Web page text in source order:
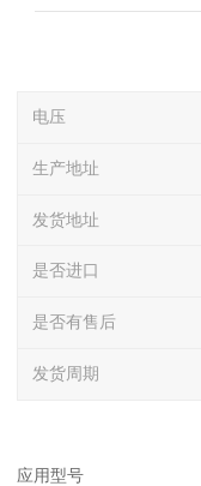
电压
生产地址
发货地址
是否进口
是否有售后
发货周期
应用型号